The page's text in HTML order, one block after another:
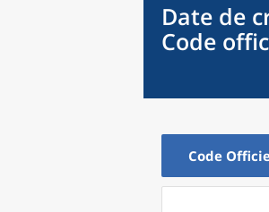
Date de
Code
Code